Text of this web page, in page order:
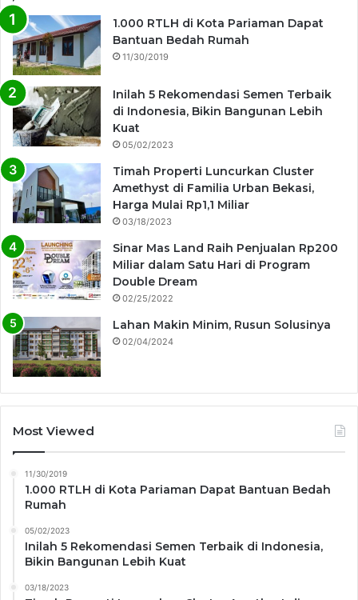
1.000 RTLH di Kota Pariaman Dapat
Bantuan Bedah Rumah
11/30/2019
Inilah 5 Rekomendasi Semen Terbaik
di Indonesia, Bikin Bangunan Lebih
Kuat
05/02/2023
Timah Properti Luncurkan Cluster
Amethyst di Familia Urban Bekasi,
Harga Mulai Rp1,1 Miliar
03/18/2023
Sinar Mas Land Raih Penjualan Rp200
Miliar dalam Satu Hari di Program
Double Dream
02/25/2022
Lahan Makin Minim, Rusun Solusinya
02/04/2024
Most Viewed
11/30/2019
1.000 RTLH di Kota Pariaman Dapat Bantuan Bedah
Rumah
05/02/2023
Inilah 5 Rekomendasi Semen Terbaik di Indonesia,
Bikin Bangunan Lebih Kuat
03/18/2023